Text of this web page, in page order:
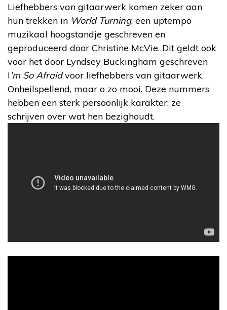
Liefhebbers van gitaarwerk komen zeker aan
hun trekken in World Turning, een uptempo
muzikaal hoogstandje geschreven en
geproduceerd door Christine McVie. Dit geldt ook
voor het door Lyndsey Buckingham geschreven
I’m So Afraidvoor liefhebbers van gitaarwerk.
Onheilspellend, maar o zo mooi. Deze nummers
hebben een sterk persoonlijk karakter: ze
schrijven over wat hen bezighoudt.